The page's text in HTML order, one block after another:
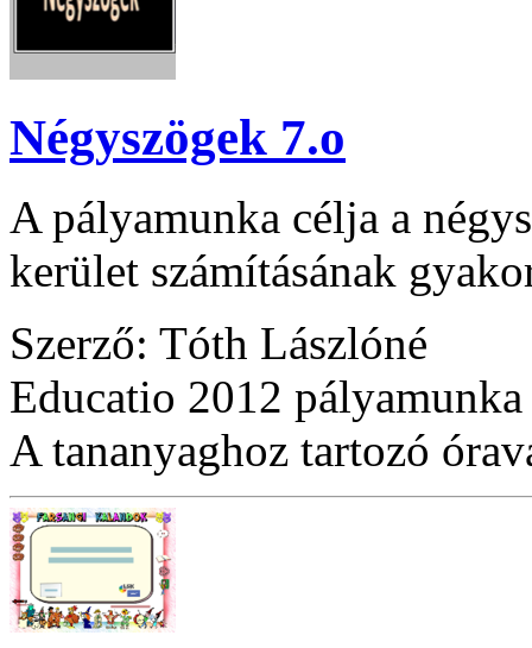
Négyszögek 7.o
A pályamunka célja a
kerület számításának
Szerző: Tóth Lászlóné
Educatio 2012 pályamunka
A tananyaghoz tartozó